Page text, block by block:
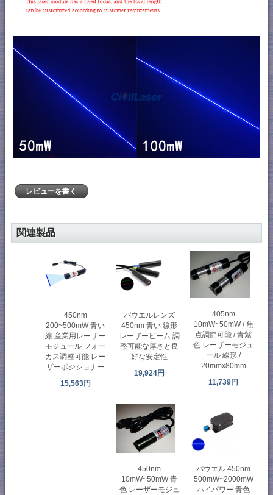
レビューを書く
関連製品
450nm
200~500mW 青い
線 産業用レーザー
モジュール フォー
カス調整可能 レー
ザーポジショナー
15,563円
パウエルレンズ
450nm 青い 線形
レーザービーム 調
整可能な厚さと良
好な安定性
19,924円
405nm
10mW~50mW / 焦
点調節可能 / 青紫
色 レーザーモジュ
ール 線形 /
20mmx80mm
11,739円
450nm
10mW~50mW 青
色 レーザーモジュ
パウエル 450nm
500mW~2000mW
ハイパワー 青色